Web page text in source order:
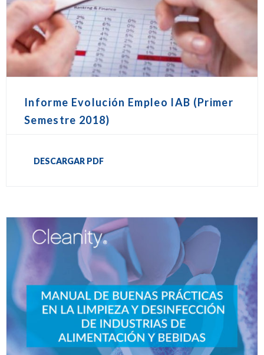
Informe Evolución Empleo IAB (Primer
Semestre 2018)
DESCARGAR PDF